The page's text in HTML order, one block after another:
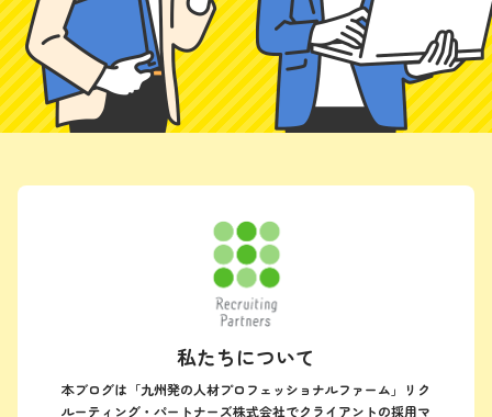
私たちについて
本ブログは「九州発の人材プロフェッショナルファーム」リク
ルーティング・パートナーズ株式会社でクライアントの採用マ